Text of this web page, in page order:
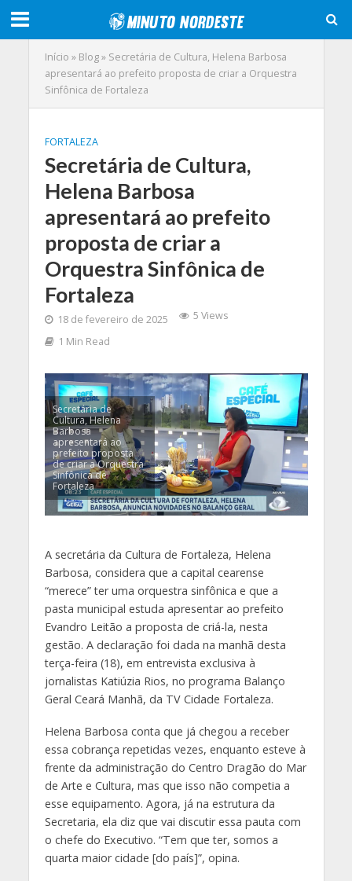
Início » Blog» Secretária de Cultura, Helena Barbosa
apresentará ao prefeito proposta de criar a Orquestra
Sinfônica de Fortaleza
FORTALEZA
Secretária de Cultura,
Helena Barbosa
apresentará ao prefeito
proposta de criar a
Orquestra Sinfônica de
Fortaleza
18 de fevereiro de 2025
5 Views
1 Min Read
Secretária de
Cultura, Helena
Barbosa
apresentará ao
prefeito proposta
de criar a Orquestra
Sinfônica de
Fortaleza
A secretária da Cultura de Fortaleza, Helena
Barbosa, considera que a capital cearense
“merece” ter uma orquestra sinfônica e que a
pasta municipal estuda apresentar ao prefeito
Evandro Leitão a proposta de criá-la, nesta
gestão. A declaração foi dada na manhã desta
terça-feira (18), em entrevista exclusiva à
jornalistas Katiúzia Rios, no programa Balanço
Geral Ceará Manhã, da TV Cidade Fortaleza.
Helena Barbosa conta que já chegou a receber
essa cobrança repetidas vezes, enquanto esteve à
frente da administração do Centro Dragão do Mar
de Arte e Cultura, mas que isso não competia a
esse equipamento. Agora, já na estrutura da
Secretaria, ela diz que vai discutir essa pauta com
o chefe do Executivo. “Tem que ter, somos a
quarta maior cidade [do país]”, opina.